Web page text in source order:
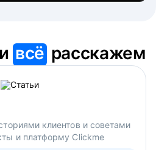
всё расскажем
клиентов и советами
и платформу Clickme